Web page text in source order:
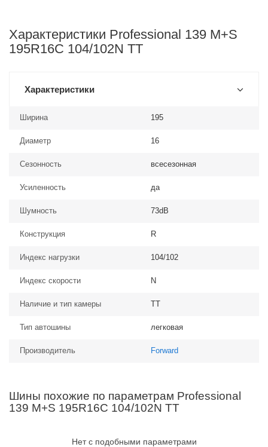
Характеристики Professional 139 M+S
195R16C 104/102N TT
Характеристики
Ширина 195
Диаметр 16
Сезонность всесезонная
Усиленность да
Шумность 73dB
Конструкция R
Индекс нагрузки 104/102
Индекс скорости N
Наличие и тип камеры TT
Тип автошины легковая
Производитель Forward
Шины похожие по параметрам Professional
139 M+S 195R16C 104/102N TT
Нет с подобными параметрами